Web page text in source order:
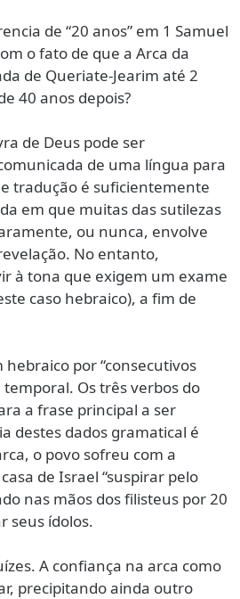
de “20 anos” em 1 Samuel
o fato de que a Arca da
de Queriate-Jearim até 2
40 anos depois?
de Deus pode ser
de uma língua para
tradução é suficientemente
em que muitas das sutilezas
ou nunca, envolve
No entanto,
à tona que exigem um exame
caso hebraico), a fim de
por “consecutivos
Os três verbos do
a frase principal a ser
destes dados gramatical é
o povo sofreu com a
de Israel “suspirar pelo
nas mãos dos filisteus por 20
seus ídolos.
A confiança na arca como
precipitando ainda outro